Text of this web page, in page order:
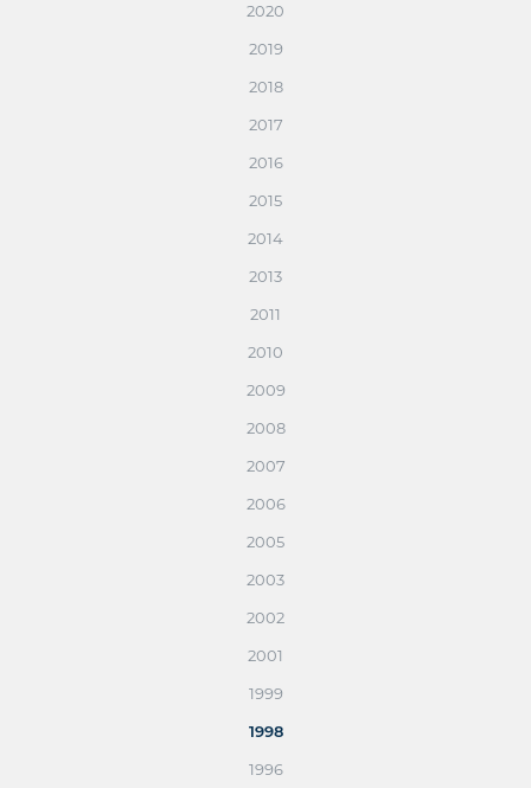
2020
2019
2018
2017
2016
2015
2014
2013
2011
2010
2009
2008
2007
2006
2005
2003
2002
2001
1999
1998
1996